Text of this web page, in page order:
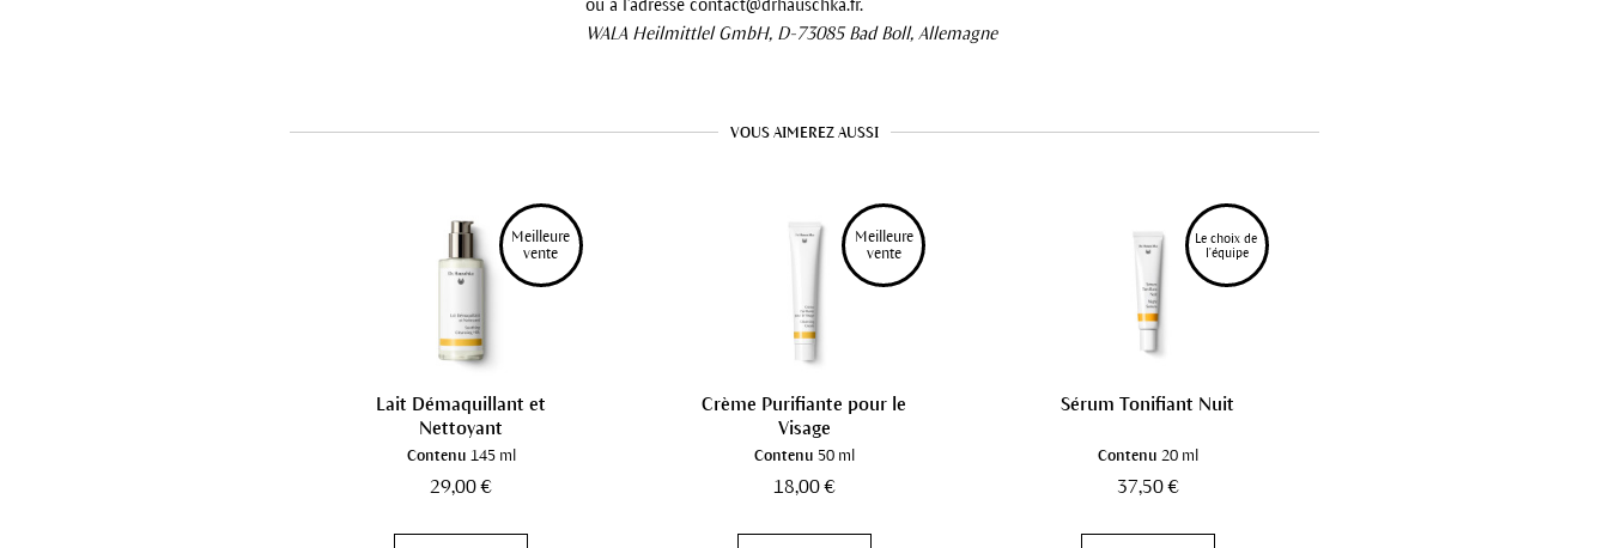
ou à l'adresse contact@drhauschka.fr.
WALA Heilmittlel GmbH, D-73085 Bad Boll, Allemagne
VOUS AIMEREZ AUSSI
Meilleure
vente
Lait Démaquillant et
Nettoyant
Contenu 145 ml
29,00 €
Meilleure
vente
Crème Purifiante pour le
Visage
Contenu 50 ml
18,00 €
Le choix de
l'équipe
Sérum Tonifiant Nuit
Contenu 20 ml
37,50 €